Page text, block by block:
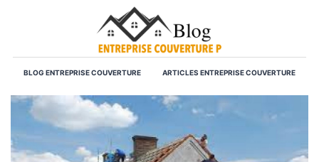
BLOG ENTREPRISE COUVERTURE ARTICLES ENTREPRISE COUVERTURE